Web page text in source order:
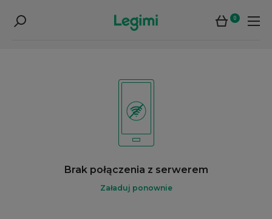
0
Brak połączenia z serwerem
Załaduj ponownie